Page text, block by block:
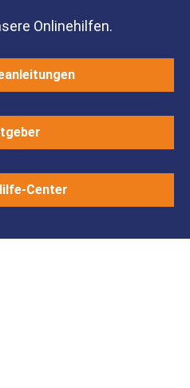
Onlinehilfen.
Center